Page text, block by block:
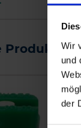
Wir
und
der
Produkte